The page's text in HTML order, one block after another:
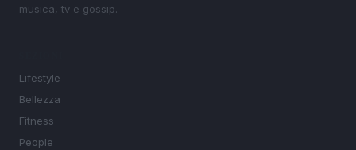
musica, tv e gossip.
Lifestyle
Bellezza
Fitness
People